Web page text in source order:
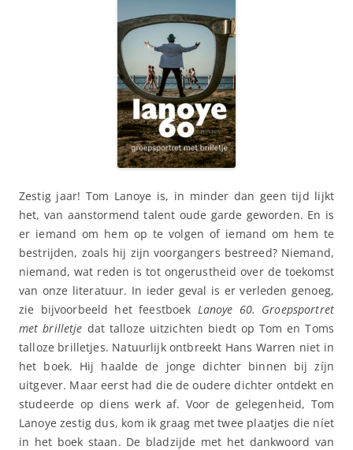
Zestig jaar! Tom Lanoye is, in minder dan geen tijd lijkt
het, van aanstormend talent oude garde geworden. En is
er iemand om hem op te volgen of iemand om hem te
bestrijden, zoals hij zijn voorgangers bestreed? Niemand,
niemand, wat reden is tot ongerustheid over de toekomst
van onze literatuur. In ieder geval is er verleden genoeg,
zie bijvoorbeeld het feestboek Lanoye 60. Groepsportret
met brilletje dat talloze uitzichten biedt op Tom en Toms
talloze brilletjes. Natuurlijk ontbreekt Hans Warren niet in
het boek. Hij haalde de jonge dichter binnen bij zíjn
uitgever. Maar eerst had die de oudere dichter ontdekt en
studeerde op diens werk af. Voor de gelegenheid, Tom
Lanoye zestig dus, kom ik graag met twee plaatjes die níet
in het boek staan. De bladzijde met het dankwoord van